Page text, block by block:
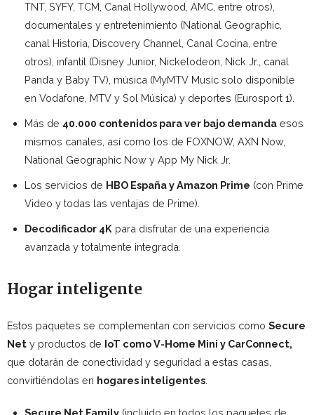
TNT, SYFY, TCM, Canal Hollywood, AMC, entre otros),
documentales y entretenimiento (National Geographic,
canal Historia, Discovery Channel, Canal Cocina, entre
otros), infantil (Disney Junior, Nickelodeon, Nick Jr., canal
Panda y Baby TV), música (MyMTV Music solo disponible
en Vodafone, MTV y Sol Música) y deportes (Eurosport 1).
Más de 40.000 contenidos para ver bajo demanda esos
mismos canales, así como los de FOXNOW, AXN Now,
National Geographic Now y App My Nick Jr.
Los servicios de HBO España y Amazon Prime (con Prime
Video y todas las ventajas de Prime).
Decodificador 4K para disfrutar de una experiencia
avanzada y totalmente integrada.
Hogar inteligente
Estos paquetes se complementan con servicios como Secure
Net y productos de IoT como V-Home Mini y CarConnect,
que dotarán de conectividad y seguridad a estas casas,
convirtiéndolas en hogares inteligentes.